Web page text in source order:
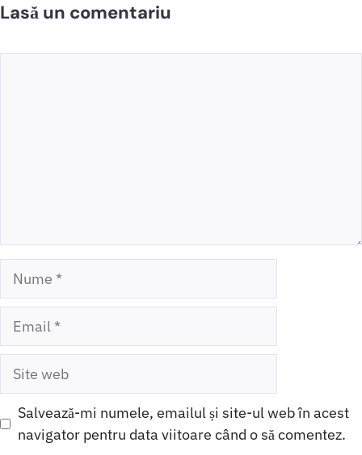
Lasă un comentariu
Nume
Email
Site
Salvează-mi numele, emailul și site-ul web în acest
navigator pentru data viitoare când o să comentez.